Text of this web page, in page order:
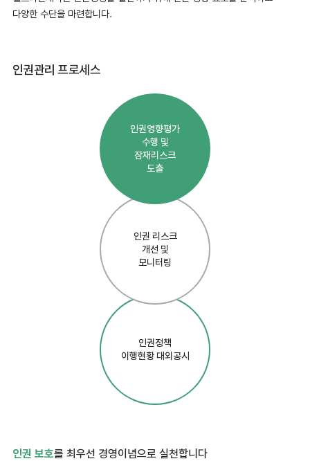
다양한 수단을 마련합니다.
인권관리프로세스
인권영향평가
수행 및
잠재리스크
도출
인권 리스크
개선 및
모니터링
인권정책
이행현황 대외공시
인권 보호를 최우선 경영이념으로 실천합니다